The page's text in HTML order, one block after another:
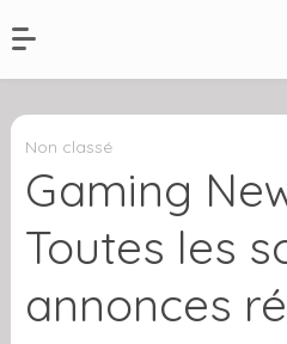
Non classé
Gaming
Toutes les
annonces